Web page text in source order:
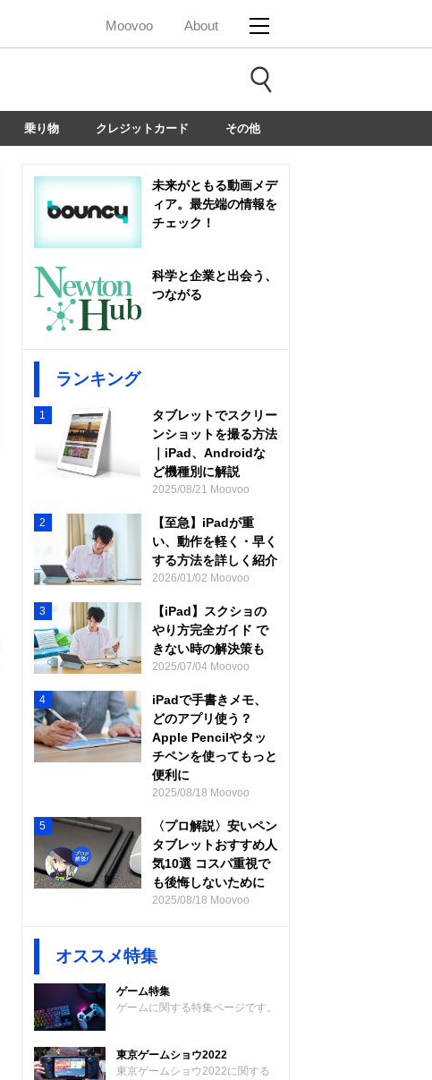
Moovoo About
乗り物 クレジットカード その他
未来がともる動画メデ
ィア。最先端の情報を
チェック！
科学と企業と出会う、
つながる
ランキング
1
タブレットでスクリー
ンショットを撮る方法
｜iPad、Androidな
ど機種別に解説
2025/08/21 Moovoo
2
【至急】iPadが重
い、動作を軽く・早く
する方法を詳しく紹介
2026/01/02 Moovoo
3
【iPad】スクショの
やり方完全ガイド で
きない時の解決策も
2025/07/04 Moovoo
4
iPadで手書きメモ、
どのアプリ使う？
Apple Pencilやタッ
チペンを使ってもっと
便利に
2025/08/18 Moovoo
5
〈プロ解説〉安いペン
タブレットおすすめ人
気10選 コスパ重視で
も後悔しないために
2025/08/18 Moovoo
オススメ特集
ゲーム特集
ゲームに関する特集ページです。
東京ゲームショウ2022
東京ゲームショウ2022に関する